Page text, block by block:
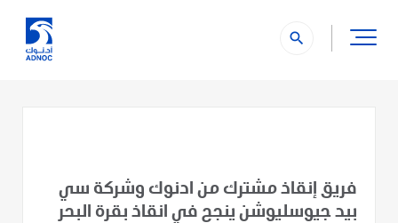
search
فريق إنقاذ مشترك من ادنوك وشركة سي
بيد جيوسليوشن ينجح في انقاذ بقرة البحر